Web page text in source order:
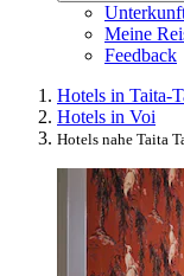
Meine
Feedback
Hotels in Taita-
Hotels in Voi
Hotels nahe Taita